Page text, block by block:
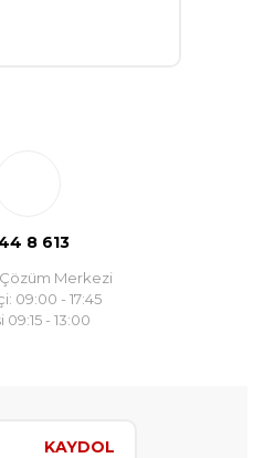
8 613
Merkezi
09:00 - 17:45
09:15 - 13:00
KAYDOL